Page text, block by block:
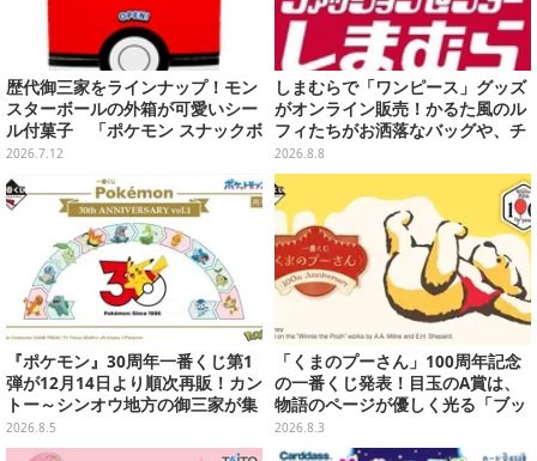
歴代御三家をラインナップ！モン
スターボールの外箱が可愛いシー
ル付菓子 「ポケモン スナックボ
ックス」が7月13日発売
2026.7.12
しまむらで「ワンピース」グッズ
がオンライン販売！かるた風のル
フィたちがお洒落なバッグや、チ
ョッパーが可愛いサンダルも
2026.8.8
『ポケモン』30周年一番くじ第1
弾が12月14日より順次再販！カン
トー～シンオウ地方の御三家が集
まった時計、ぬいぐるみなど記念
グッズ盛りだくさん
2026.8.5
「くまのプーさん」100周年記念
の一番くじ発表！目玉のA賞は、
物語のページが優しく光る「ブッ
クシェイプドライト」
2026.8.3